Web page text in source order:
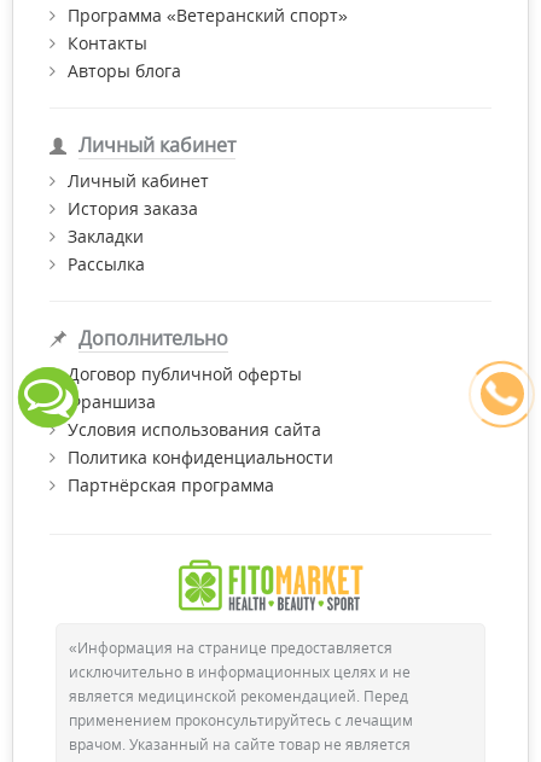
Программа «Ветеранский спорт»
Контакты
Авторы блога
Личный кабинет
Личный кабинет
История заказа
Закладки
Рассылка
Дополнительно
Договор публичной оферты
Франшиза
Условия использования сайта
Политика конфиденциальности
Партнёрская программа
«Информация на странице предоставляется
исключительно в информационных целях и не
является медицинской рекомендацией. Перед
применением проконсультируйтесь с лечащим
врачом. Указанный на сайте товар не является